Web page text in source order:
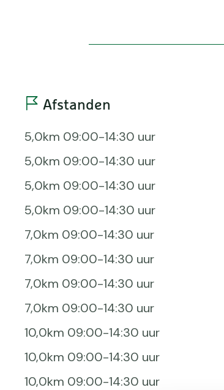
Afstanden
5,0km 09:00-14:30 uur
5,0km 09:00-14:30 uur
5,0km 09:00-14:30 uur
5,0km 09:00-14:30 uur
7,0km 09:00-14:30 uur
7,0km 09:00-14:30 uur
7,0km 09:00-14:30 uur
7,0km 09:00-14:30 uur
10,0km 09:00-14:30 uur
10,0km 09:00-14:30 uur
10,0km 09:00-14:30 uur